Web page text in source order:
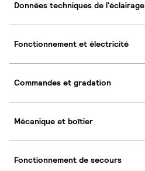
Données techniques de l'éclairage
Fonctionnement et électricité
Commandes et gradation
Mécanique et boîtier
Fonctionnement de secours